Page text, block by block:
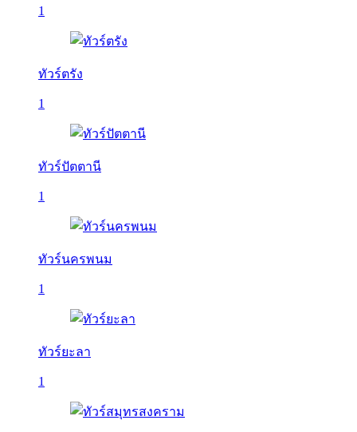
1
ทัวร์ตรัง
1
ทัวร์ปัตตานี
1
ทัวร์นครพนม
1
ทัวร์ยะลา
1